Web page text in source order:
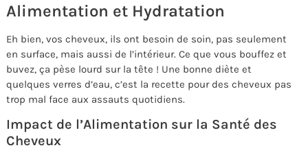
Alimentation et Hydratation
Eh bien, vos cheveux, ils ont besoin de soin, pas seulement
en surface, mais aussi de l’intérieur. Ce que vous bouffez et
buvez, ça pèse lourd sur la tête ! Une bonne diète et
quelques verres d’eau, c’est la recette pour des cheveux pas
trop mal face aux assauts quotidiens.
Impact de l’Alimentation sur la Santé des
Cheveux